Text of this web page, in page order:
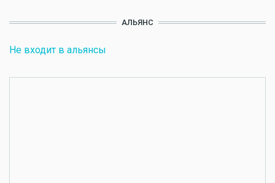
АЛЬЯНС
Не входит в альянсы